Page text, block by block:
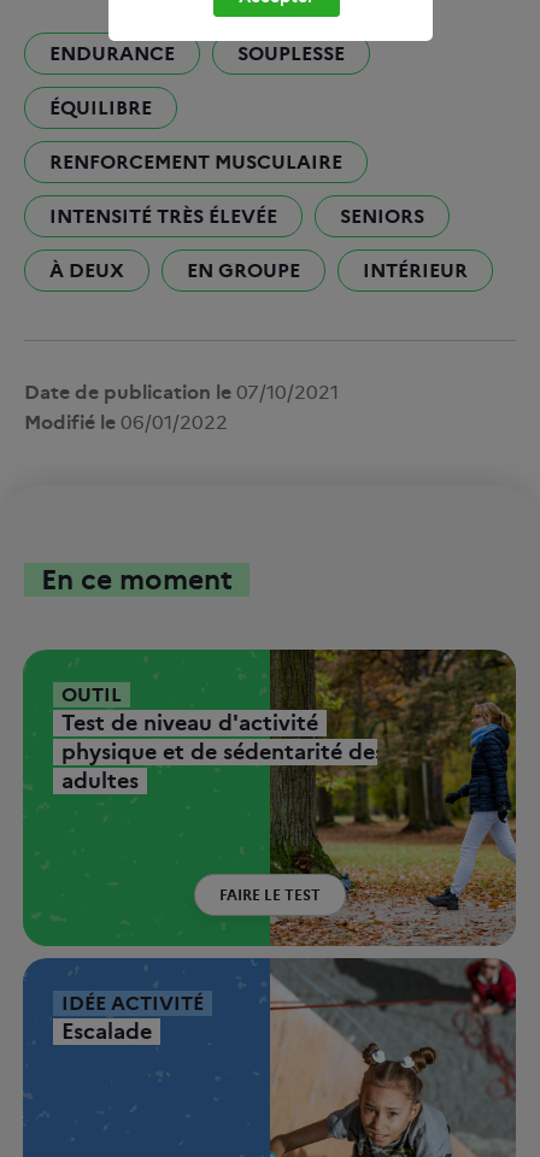
ENDURANCE SOUPLESSE
ÉQUILIBRE
RENFORCEMENT MUSCULAIRE
INTENSITÉ TRÈS ÉLEVÉE SENIORS
À DEUX EN GROUPE INTÉRIEUR
Date de publication le 07/10/2021
Modifié le 06/01/2022
En ce moment
OUTIL
Test de niveau d'activité
physique et de sédentarité des
adultes
FAIRE LE TEST
IDÉE ACTIVITÉ
Escalade